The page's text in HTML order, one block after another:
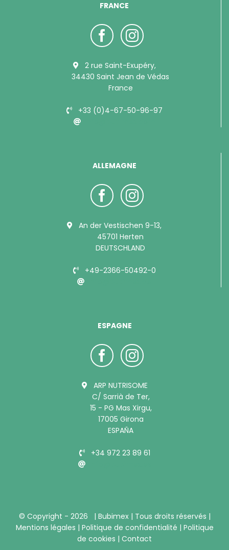
FRANCE
2 rue Saint-Exupéry,
34430 Saint Jean de Védas
France
+33 (0)4-67-50-96-97
ALLEMAGNE
An der Vestischen 9-13,
45701 Herten
DEUTSCHLAND
+49-2366-50492-0
ESPAGNE
ARP NUTRISOME
C/ Sarrià de Ter,
15 - PG Mas Xirgu,
17005 Girona
ESPAÑA
+34 972 23 89 61
© Copyright - 2026 | Bubimex | Tous droits réservés |
Mentions légales | Politique de confidentialité | Politique
de cookies | Contact